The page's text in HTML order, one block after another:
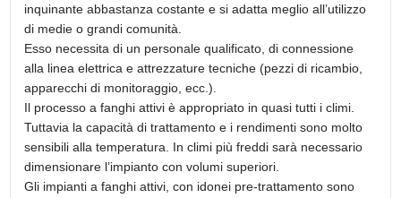
inquinante abbastanza costante e si adatta meglio all’utilizzo
di medie o grandi comunità.
Esso necessita di un personale qualificato, di connessione
alla linea elettrica e attrezzature tecniche (pezzi di ricambio,
apparecchi di monitoraggio, ecc.).
Il processo a fanghi attivi è appropriato in quasi tutti i climi.
Tuttavia la capacità di trattamento e i rendimenti sono molto
sensibili alla temperatura. In climi più freddi sarà necessario
dimensionare l’impianto con volumi superiori.
Gli impianti a fanghi attivi, con idonei pre-trattamento sono